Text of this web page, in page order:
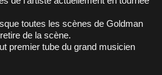
toutes les scènes de Goldman
de la scène.
premier tube du grand musicien